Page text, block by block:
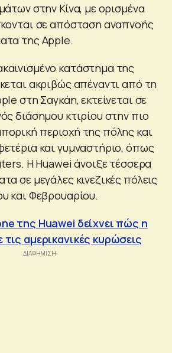
στην Κίνα, με ορισμένα
σε απόσταση αναπνοής
της Apple.
κατάστημα της
ακριβώς απέναντι από τη
στη Σαγκάη, εκτείνεται σε
διάσημου κτιρίου στην πιο
περιοχή της πόλης και
και γυμναστήριο, όπως
Η Huawei άνοιξε τέσσερα
σε μεγάλες κινεζικές πόλεις
και Φεβρουαρίου.
της Huawei δείχνει πώς η
αμερικανικές κυρώσεις